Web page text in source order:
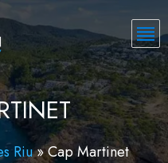
Riu»Cap Martinet